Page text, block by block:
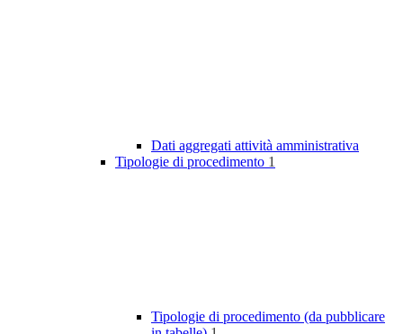
Dati aggregati attività amministrativa
Tipologie di procedimento 1
Tipologie di procedimento (da pubblicare